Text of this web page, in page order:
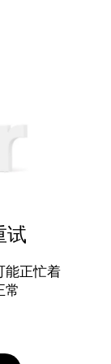
试
能正忙着
常